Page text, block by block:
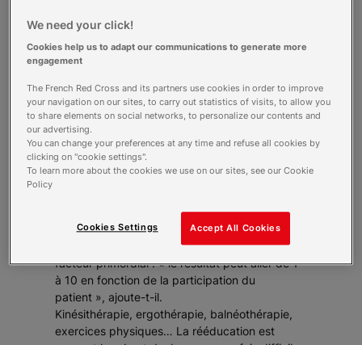
«Je peux, je dois, je veux
gauche», «Un cri ! J’existe». Les titres des
toiles réalisées par les résidents de Mardor
neurologie, traumatologie et pneumologie, le
CMPR de Mardor accueille des personnes
ayant vécu un grand traumatisme.
de voiture, AVC, traumatismes crâniens : d’une
seconde à l’autre, leur vie a basculé
Frédéric Leyret, directeur de l’établissement.
deuil de ce qu’elles ont perdu, puis se battre
pour guérir et accepter de vivre autrement. »
Et la volonté, pour réapprendre à vivre, est un
facteur primordial :« le résultat peut aller de 1
à 10 en fonction de la participation du
patient », ajoute-t-il.
Kinésithérapie, ergothérapie, balnéothérapie,
exercices physiques… La rééducation est
We need your click!
Cookies help us to adapt our communications to generate more
engagement
The French Red Cross and its partners use cookies in order to improve
your navigation on our sites, to carry out statistics of visits, to allow you
to share elements on social networks, to personalize our contents and
our advertising.
You can change your preferences at any time and refuse all cookies by
clicking on "cookie settings".
To learn more about the cookies we use on our sites, see our Cookie
Policy
Accept All Cookies
Cookies Settings